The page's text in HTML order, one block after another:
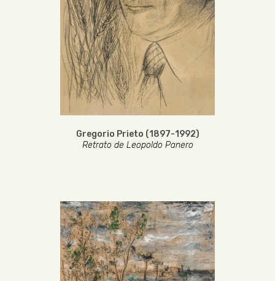
Gregorio Prieto (1897-1992)
Retrato de Leopoldo Panero